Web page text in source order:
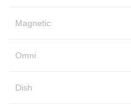
Magnetic
Omni
Dish